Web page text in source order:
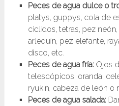
Peces de agua dulce o
platys, guppys, cola de
cíclidos, tetras, pez
arlequín, pez elefante,
disco, etc.
Peces de agua fría:Ojos
telescópicos, oranda,
ryukin, cabeza de león o
Peces de agua salada: